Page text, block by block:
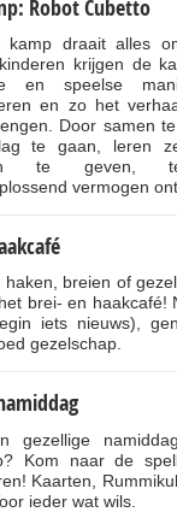
Robot Cubetto
kamp draait alles
krijgen de
en speelse
en zo het
Door samen
te gaan, leren
te geven,
vermogen
haken, breien of
brei- en haakcafé!
iets nieuws),
gezelschap.
gezellige
Kom naar de
Kaarten,
ieder wat wils.